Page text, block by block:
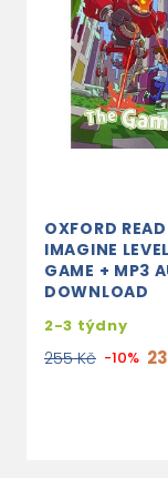
OXFORD
IMAGINE
GAME + MP3
DOWNLOAD
2-3 týdny
255 Kč -10%